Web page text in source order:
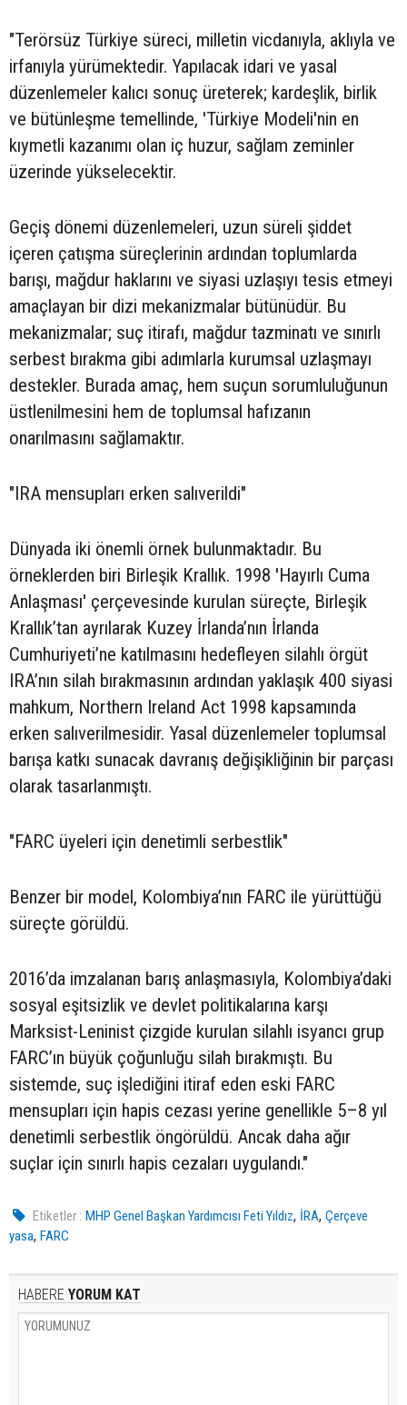
"Terörsüz Türkiye süreci, milletin vicdanıyla, aklıyla ve
irfanıyla yürümektedir. Yapılacak idari ve yasal
düzenlemeler kalıcı sonuç üreterek; kardeşlik, birlik
ve bütünleşme temellinde, 'Türkiye Modeli'nin en
kıymetli kazanımı olan iç huzur, sağlam zeminler
üzerinde yükselecektir.
Geçiş dönemi düzenlemeleri, uzun süreli şiddet
içeren çatışma süreçlerinin ardından toplumlarda
barışı, mağdur haklarını ve siyasi uzlaşıyı tesis etmeyi
amaçlayan bir dizi mekanizmalar bütünüdür. Bu
mekanizmalar; suç itirafı, mağdur tazminatı ve sınırlı
serbest bırakma gibi adımlarla kurumsal uzlaşmayı
destekler. Burada amaç, hem suçun sorumluluğunun
üstlenilmesini hem de toplumsal hafızanın
onarılmasını sağlamaktır.
"IRA mensupları erken salıverildi"
Dünyada iki önemli örnek bulunmaktadır. Bu
örneklerden biri Birleşik Krallık. 1998 'Hayırlı Cuma
Anlaşması' çerçevesinde kurulan süreçte, Birleşik
Krallık’tan ayrılarak Kuzey İrlanda’nın İrlanda
Cumhuriyeti’ne katılmasını hedefleyen silahlı örgüt
IRA’nın silah bırakmasının ardından yaklaşık 400 siyasi
mahkum, Northern Ireland Act 1998 kapsamında
erken salıverilmesidir. Yasal düzenlemeler toplumsal
barışa katkı sunacak davranış değişikliğinin bir parçası
olarak tasarlanmıştı.
"FARC üyeleri için denetimli serbestlik"
Benzer bir model, Kolombiya’nın FARC ile yürüttüğü
süreçte görüldü.
2016’da imzalanan barış anlaşmasıyla, Kolombiya’daki
sosyal eşitsizlik ve devlet politikalarına karşı
Marksist-Leninist çizgide kurulan silahlı isyancı grup
FARC’ın büyük çoğunluğu silah bırakmıştı. Bu
sistemde, suç işlediğini itiraf eden eski FARC
mensupları için hapis cezası yerine genellikle 5–8 yıl
denetimli serbestlik öngörüldü. Ancak daha ağır
suçlar için sınırlı hapis cezaları uygulandı."
Etiketler : MHP Genel Başkan Yardımcısı Feti Yıldız, İRA,Çerçeve
yasa, FARC
HABERE YORUM KAT